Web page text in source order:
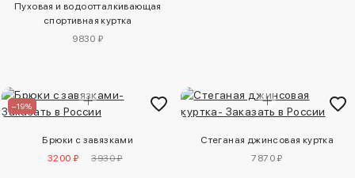
Пуховая и водоотталкивающая
спортивная куртка
9830 ₽
–19%
Брюки с завязками
3200 ₽
3930 ₽
Стеганая джинсовая куртка
7870 ₽